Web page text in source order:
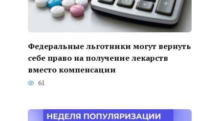
Федеральные льготники могут вернуть
себе право на получение лекарств
вместо компенсации
61